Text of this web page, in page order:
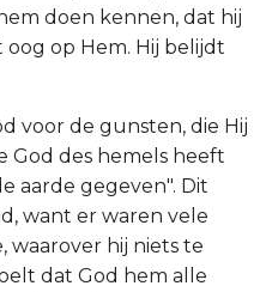
doen kennen, dat hij
op Hem. Hij belijdt
voor de gunsten, die Hij
God des hemels heeft
aarde gegeven". Dit
want er waren vele
waarover hij niets te
dat God hem alle